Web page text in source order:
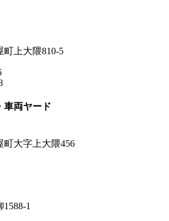
上大隈810-5
車両ヤード
町大字上大隈456
1